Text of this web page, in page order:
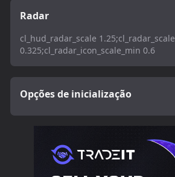
Radar
cl_hud_radar_scale 1.25;cl_radar_scale
0.325;cl_radar_icon_scale_min 0.6
Opções de inicialização